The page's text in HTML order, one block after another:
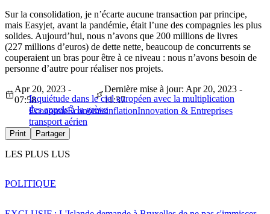
Sur la consolidation, je n’écarte aucune transaction par principe,
mais Easyjet, avant la pandémie, était l’une des compagnies les plus
solides. Aujourd’hui, nous n’avons que 200 millions de livres
(227 millions d’euros) de dette nette, beaucoup de concurrents se
couperaient un bras pour être à ce niveau : nous n’avons besoin de
personne d’autre pour réaliser nos projets.
Inquiétude dans le ciel européen avec la multiplication
des appels à la grève
Apr 20, 2023 -
07:58
Dernière mise à jour: Apr 20, 2023 -
11:37
ÉconomieÉconomieinflationInnovation & Entreprises
transport aérien
Print Partager
LES PLUS LUS
POLITIQUE